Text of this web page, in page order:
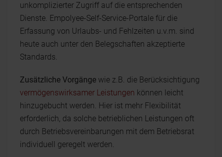
unkomplizierter Zugriff auf die entsprechenden
Dienste. Empolyee-Self-Service-Portale für die
Erfassung von Urlaubs- und Fehlzeiten u.v.m. sind
heute auch unter den Belegschaften akzeptierte
Standards.
Zusätzliche Vorgänge wie z.B. die Berücksichtigung
vermögenswirksamer Leistungen können leicht
hinzugebucht werden. Hier ist mehr Flexibilität
erforderlich, da solche betrieblichen Leistungen oft
durch Betriebsvereinbarungen mit dem Betriebsrat
individuell geregelt werden.